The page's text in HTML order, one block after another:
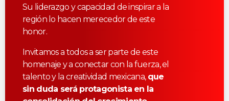
Su liderazgo y capacidad de inspirar a la
región lo hacen merecedor de este
honor.
Invitamos a todos a ser parte de este
homenaje y a conectar con la fuerza, el
talento y la creatividad mexicana, que
sin duda será protagonista en la